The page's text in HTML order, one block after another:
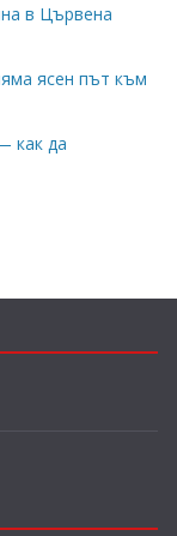
в Цървена
ясен път към
как да